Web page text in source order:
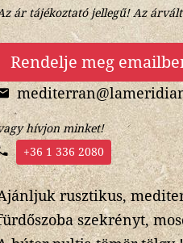
ár tájékoztató jellegű! Az
Rendelje meg
hívjon minket!
+36 1 336 2080
rusztikus,
szekrényt,